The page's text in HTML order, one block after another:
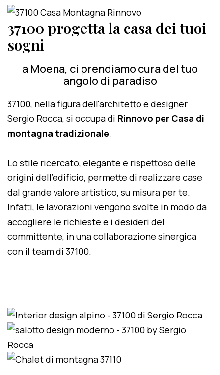
37100 progetta la casa dei tuoi
sogni
a Moena, ci prendiamo cura del tuo
angolo di paradiso
37100, nella figura dell'architetto e designer
Sergio Rocca, si occupa di Rinnovo per Casa di
montagna tradizionale.
Lo stile ricercato, elegante e rispettoso delle
origini dell'edificio, permette di realizzare case
dal grande valore artistico, su misura per te.
Infatti, le lavorazioni vengono svolte in modo da
accogliere le richieste e i desideri del
committente, in una collaborazione sinergica
con il team di 37100.